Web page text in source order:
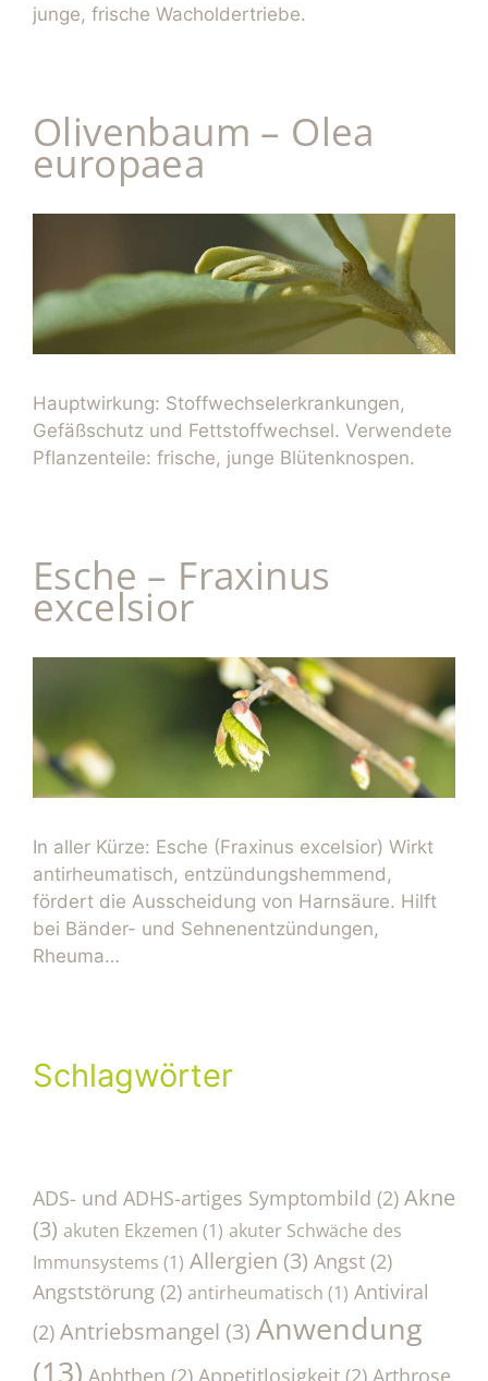
junge, frische Wacholdertriebe.
Olivenbaum – Olea
europaea
Hauptwirkung: Stoffwechselerkrankungen,
Gefäßschutz und Fettstoffwechsel. Verwendete
Pflanzenteile: frische, junge Blütenknospen.
Esche – Fraxinus
excelsior
In aller Kürze: Esche (Fraxinus excelsior) Wirkt
antirheumatisch, entzündungshemmend,
fördert die Ausscheidung von Harnsäure. Hilft
bei Bänder- und Sehnenentzündungen,
Rheuma…
Schlagwörter
ADS- und ADHS-artiges Symptombild (2) Akne
(3) akuten Ekzemen (1) akuter Schwäche des
Immunsystems (1) Allergien (3) Angst (2)
Angststörung (2) antirheumatisch (1) Antiviral
(2) Antriebsmangel (3) Anwendung
(13) Aphthen (2) Appetitlosigkeit (2) Arthrose